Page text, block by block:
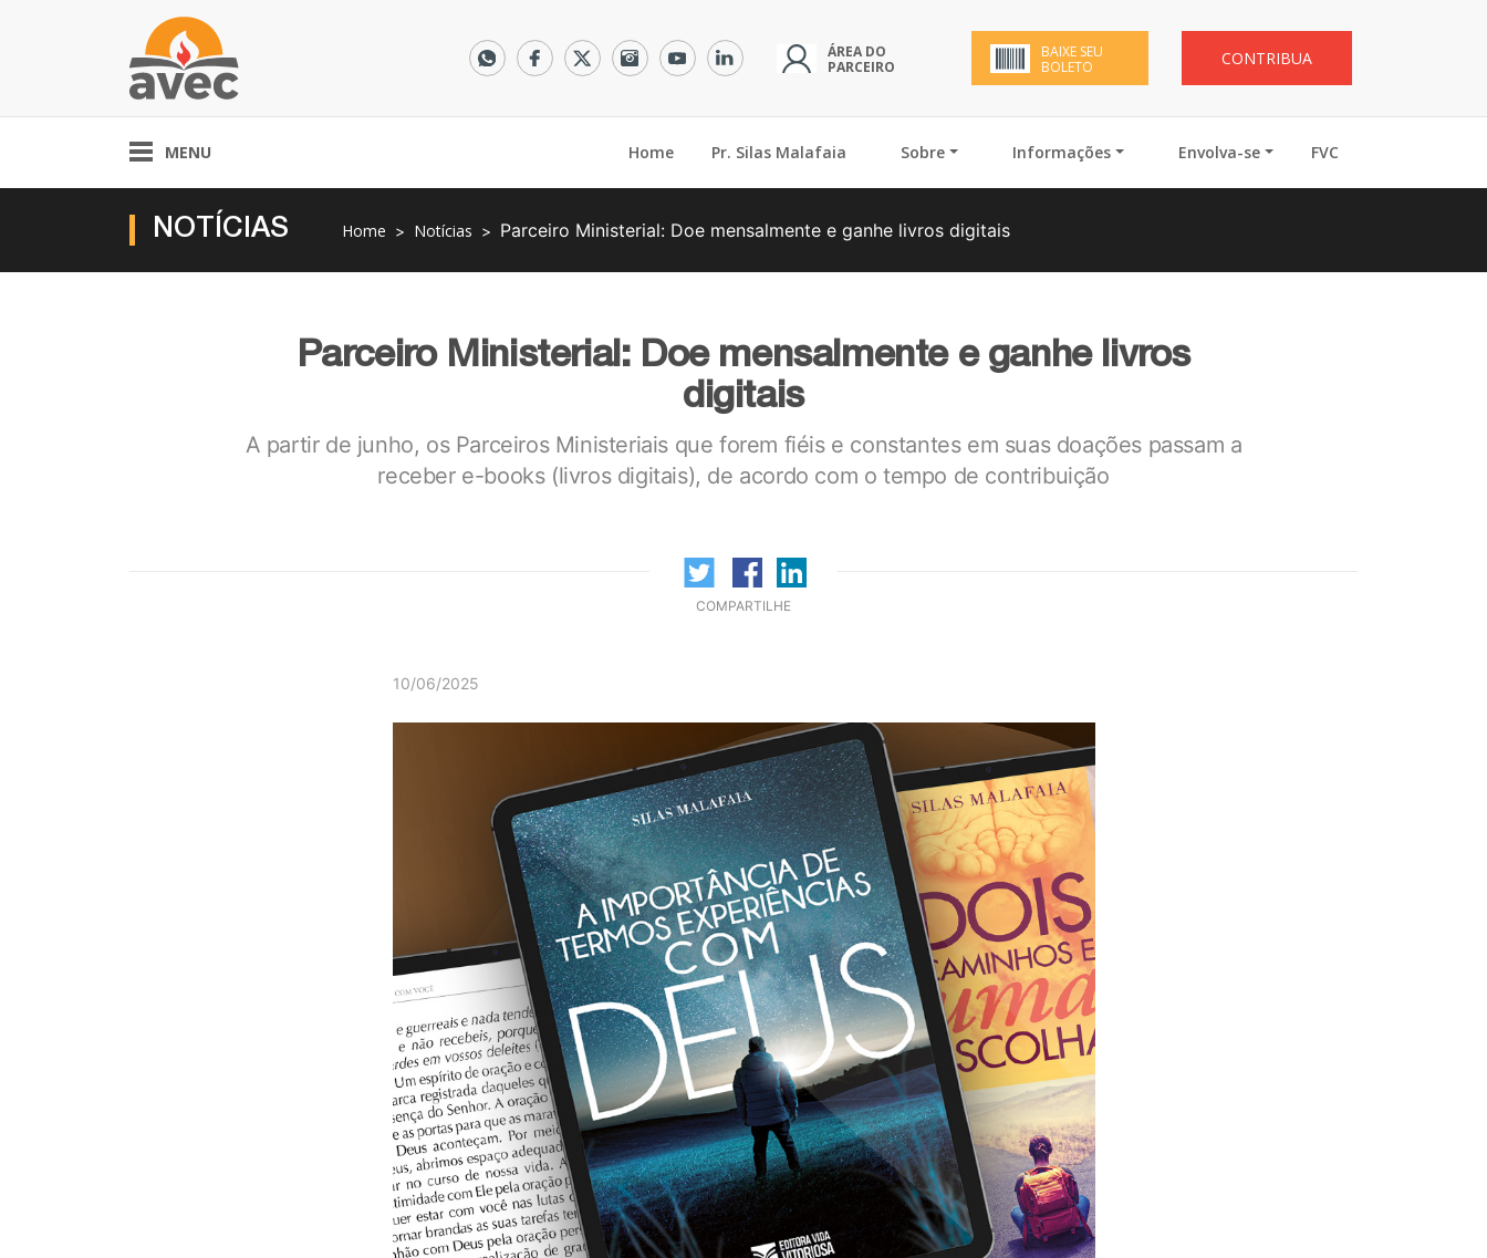
ÁREA DO
PARCEIRO
BAIXE SEU
BOLETO
CONTRIBUA
MENU Home(current)Pr. Silas Malafaia Sobre Informações Envolva-se FVC
NOTÍCIAS Home Notícias Parceiro Ministerial: Doe mensalmente e ganhe livros digitais
Parceiro Ministerial: Doe mensalmente e ganhe livros
digitais
A partir de junho, os Parceiros Ministeriais que forem fiéis e constantes em suas doações passam a
receber e-books (livros digitais), de acordo com o tempo de contribuição
COMPARTILHE
10/06/2025